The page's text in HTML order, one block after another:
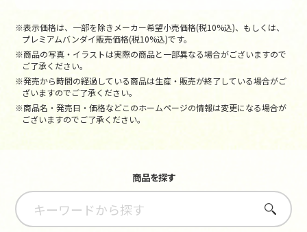
※表示価格は、一部を除きメーカー希望小売価格(税10%込)、もしくは、
プレミアムバンダイ販売価格(税10%込)です。
※商品の写真・イラストは実際の商品と一部異なる場合がございますので
ご了承ください。
※発売から時間の経過している商品は生産・販売が終了している場合がご
ざいますのでご了承ください。
※商品名・発売日・価格などこのホームページの情報は変更になる場合が
ございますのでご了承ください。
商品を探す
さがす